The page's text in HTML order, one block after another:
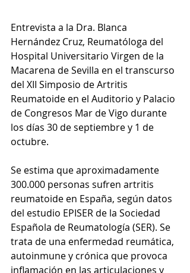
Entrevista a la Dra. Blanca
Hernández Cruz, Reumatóloga del
Hospital Universitario Virgen de la
Macarena de Sevilla en el transcurso
del XII Simposio de Artritis
Reumatoide en el Auditorio y Palacio
de Congresos Mar de Vigo durante
los días 30 de septiembre y 1 de
octubre.
Se estima que aproximadamente
300.000 personas sufren artritis
reumatoide en España, según datos
del estudio EPISER de la Sociedad
Española de Reumatología (SER). Se
trata de una enfermedad reumática,
autoinmune y crónica que provoca
inflamación en las articulaciones y